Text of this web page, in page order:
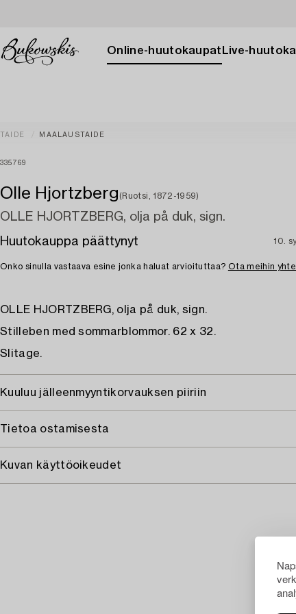
Online-huutokaupat Live-
TAIDE MAALAUSTAIDE
335769
Olle Hjortzberg (Ruotsi, 1872-1959)
OLLE HJORTZBERG, olja på duk, sign.
Huutokauppa päättynyt
10.
Onko sinulla vastaava esine jonka haluat arvioituttaa? Ota meihin
OLLE HJORTZBERG, olja på duk, sign.
Stilleben med sommarblommor. 62 x 32.
Slitage.
Kuuluu jälleenmyyntikorvauksen piiriin
Tietoa ostamisesta
Kuvan käyttöoikeudet